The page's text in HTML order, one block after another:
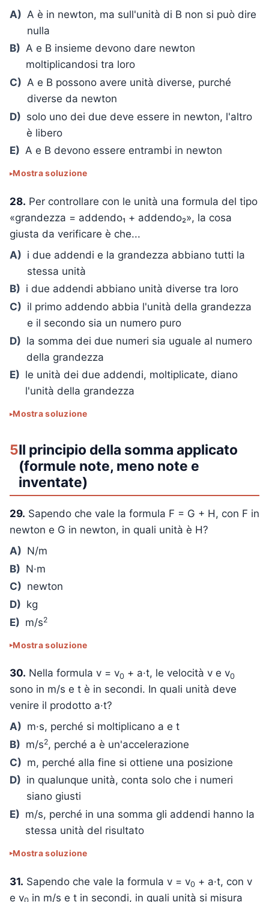
A) A è in newton, ma sull'unità di B non si può dire
nulla
B) A e B insieme devono dare newton
moltiplicandosi tra loro
C) A e B possono avere unità diverse, purché
diverse da newton
D) solo uno dei due deve essere in newton, l'altro
è libero
E) A e B devono essere entrambi in newton
Mostra soluzione
28. Per controllare con le unità una formula del tipo
«grandezza = addendo₁ + addendo₂», la cosa
giusta da verificare è che...
A) i due addendi e la grandezza abbiano tutti la
stessa unità
B) i due addendi abbiano unità diverse tra loro
C) il primo addendo abbia l'unità della grandezza
e il secondo sia un numero puro
D) la somma dei due numeri sia uguale al numero
della grandezza
E) le unità dei due addendi, moltiplicate, diano
l'unità della grandezza
Mostra soluzione
5Il principio della somma applicato
(formule note, meno note e
inventate)
29. Sapendo che vale la formula F = G + H, con F in
newton e G in newton, in quali unità è H?
A) N/m
B) N·m
C) newton
D) kg
E) m/s2
Mostra soluzione
30. Nella formula v = v0 + a·t, le velocità v e v0
sono in m/s e t è in secondi. In quali unità deve
venire il prodotto a·t?
A) m·s, perché si moltiplicano a e t
B) m/s2, perché a è un'accelerazione
C) m, perché alla fine si ottiene una posizione
D) in qualunque unità, conta solo che i numeri
siano giusti
E) m/s, perché in una somma gli addendi hanno la
stessa unità del risultato
Mostra soluzione
31. Sapendo che vale la formula v = v0 + a·t, con v
e v
in m/s e t in secondi, in quali unità si misura